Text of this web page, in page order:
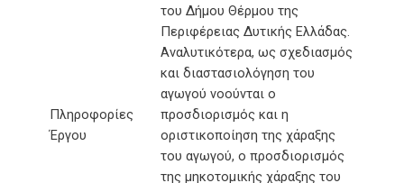
Πληροφορίες
Έργου
του Δήμου Θέρμου της
Περιφέρειας Δυτικής Ελλάδας.
Αναλυτικότερα, ως σχεδιασμός
και διαστασιολόγηση του
αγωγού νοούνται ο
προσδιορισμός και η
οριστικοποίηση της χάραξης
του αγωγού, ο προσδιορισμός
της μηκοτομικής χάραξης του